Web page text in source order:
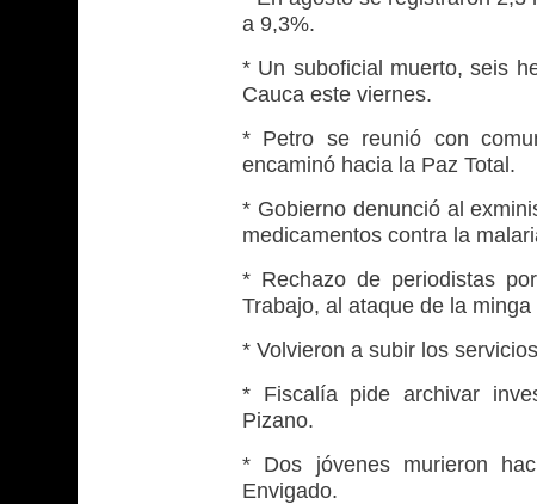
a 9,3%.
* Un suboficial muerto, seis
Cauca este viernes.
* Petro se reunió con
encaminó hacia la Paz Total.
* Gobierno denunció al
medicamentos contra la
* Rechazo de periodistas
Trabajo, al ataque de la minga
* Volvieron a subir los
* Fiscalía pide archivar
Pizano.
* Dos jóvenes murieron
Envigado.